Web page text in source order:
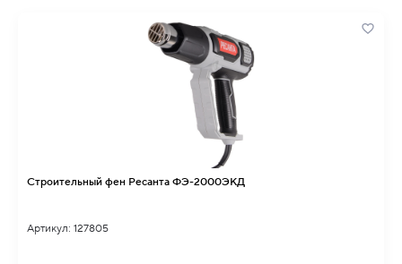
Строительный фен Ресанта ФЭ-2000ЭКД
Артикул: 127805